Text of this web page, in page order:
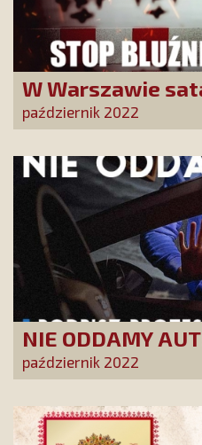
W Warszawie
znak krzyża.
symboli
październik 2022
NIE ODDAMY
uderzy w
październik 2022